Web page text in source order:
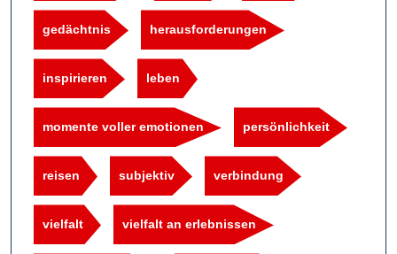
gedächtnis herausforderungen
inspirieren leben
momente voller emotionen persönlichkeit
reisen subjektiv verbindung
vielfalt vielfalt an erlebnissen